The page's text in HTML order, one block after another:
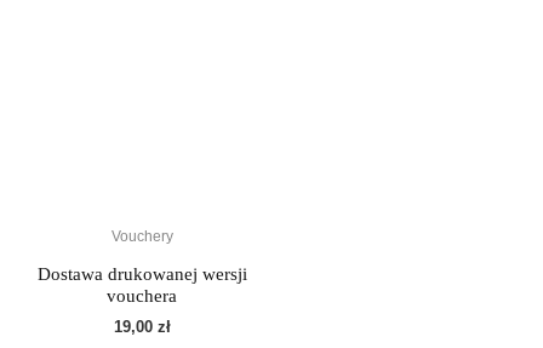
Vouchery
Dostawa drukowanej wersji
vouchera
19,00 zł